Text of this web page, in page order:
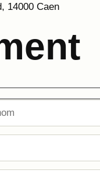
14000 Caen